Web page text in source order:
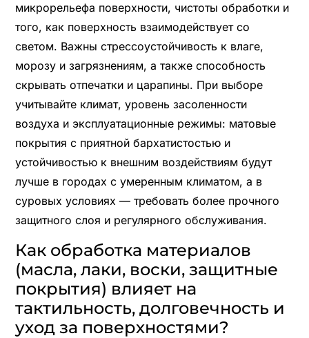
микрорельефа поверхности, чистоты обработки и
того, как поверхность взаимодействует со
светом. Важны стрессоустойчивость к влаге,
морозу и загрязнениям, а также способность
скрывать отпечатки и царапины. При выборе
учитывайте климат, уровень засоленности
воздуха и эксплуатационные режимы: матовые
покрытия с приятной бархатистостью и
устойчивостью к внешним воздействиям будут
лучше в городах с умеренным климатом, а в
суровых условиях — требовать более прочного
защитного слоя и регулярного обслуживания.
Как обработка материалов
(масла, лаки, воски, защитные
покрытия) влияет на
тактильность, долговечность и
уход за поверхностями?